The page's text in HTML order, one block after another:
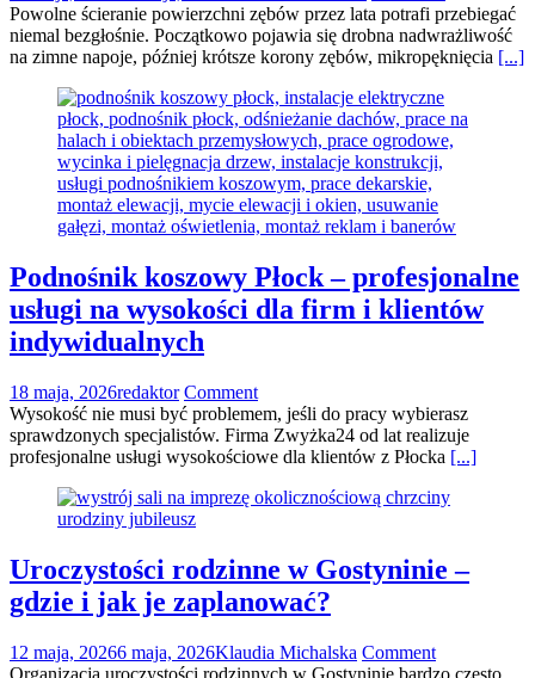
Powolne ścieranie powierzchni zębów przez lata potrafi przebiegać
niemal bezgłośnie. Początkowo pojawia się drobna nadwrażliwość
na zimne napoje, później krótsze korony zębów, mikropęknięcia [...]
Podnośnik koszowy Płock – profesjonalne
usługi na wysokości dla firm i klientów
indywidualnych
18 maja, 2026redaktor Comment
Wysokość nie musi być problemem, jeśli do pracy wybierasz
sprawdzonych specjalistów. Firma Zwyżka24 od lat realizuje
profesjonalne usługi wysokościowe dla klientów z Płocka [...]
Uroczystości rodzinne w Gostyninie –
gdzie i jak je zaplanować?
12 maja, 20266 maja, 2026Klaudia Michalska Comment
Organizacja uroczystości rodzinnych w Gostyninie bardzo często